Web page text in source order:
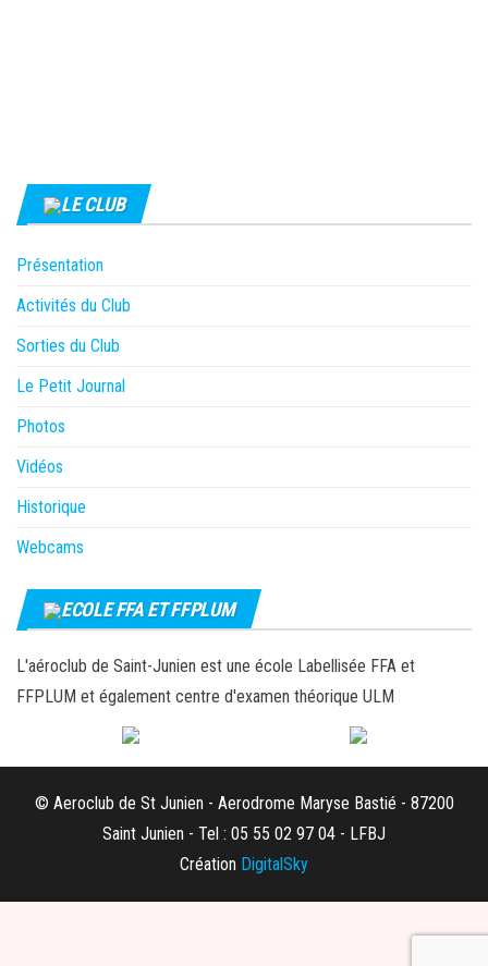
LE CLUB
Présentation
Activités du Club
Sorties du Club
Le Petit Journal
Photos
Vidéos
Historique
Webcams
ECOLE FFA ET FFPLUM
L'aéroclub de Saint-Junien est une école Labellisée FFA et
FFPLUM et également centre d'examen théorique ULM
© Aeroclub de St Junien - Aerodrome Maryse Bastié - 87200
Saint Junien - Tel : 05 55 02 97 04 - LFBJ
Création DigitalSky